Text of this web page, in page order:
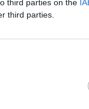
third parties on the
third parties.
во
дека бил